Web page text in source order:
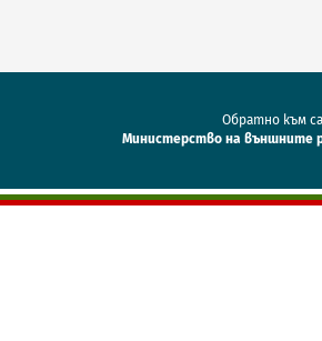
Обратно към
Mинистерство на външните